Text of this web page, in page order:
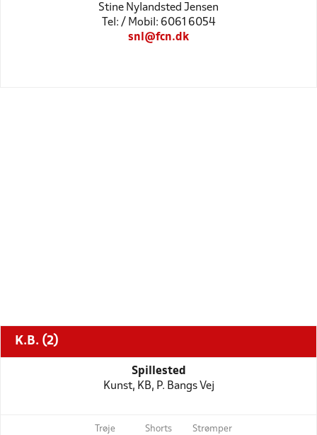
Stine Nylandsted Jensen
Tel: / Mobil: 6061 6054
snl@fcn.dk
K.B. (2)
Spillested
Kunst, KB, P. Bangs Vej
Trøje Shorts Strømper